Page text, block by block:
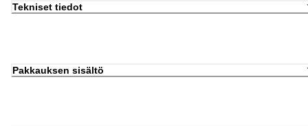
Tekniset tiedot
Pakkauksen sisältö